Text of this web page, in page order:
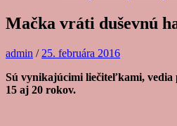
Mačka vráti duševnú
admin / 25. februára 2016
Sú vynikajúcimi liečiteľkami, vedia
15 aj 20 rokov.